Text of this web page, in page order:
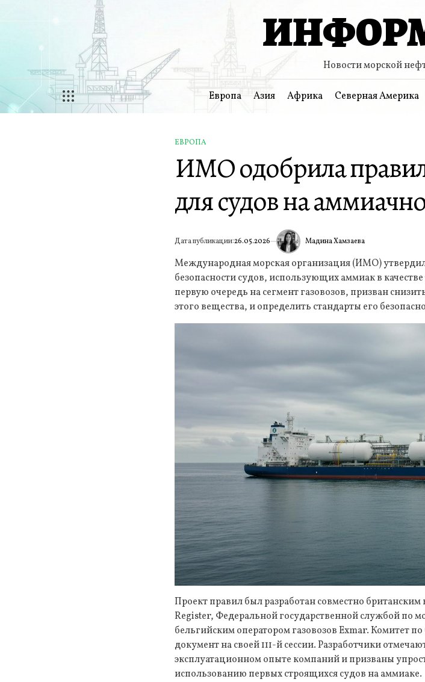
Новости морской
Европа Азия Африка Северная Америка
ОПУБЛИКОВАНО
В
ЕВРОПА
ИМО одобрила
для судов на
Дата публикации:26.05.2026 ИА Мадина Хамзаева
Международная морская организация (ИМО)
безопасности судов, использующих аммиак в
первую очередь на сегмент газовозов, призван
этого вещества, и определить стандарты его
Проект правил был разработан совместно
Register, Федеральной государственной службой по
бельгийским оператором газовозов Exmar. Комитет
документ на своей 111-й сессии. Разработчики
эксплуатационном опыте компаний и призваны
использованию первых строящихся судов на аммиаке.